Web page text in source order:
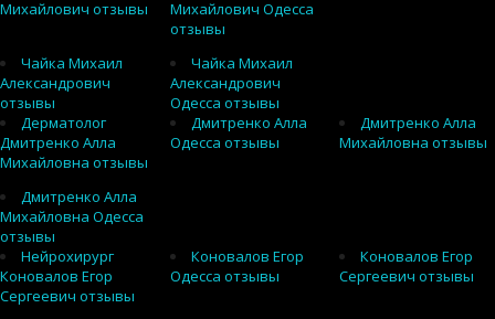
Михайлович отзывы
Михайлович Одесса
отзывы
Чайка Михаил
Александрович
отзывы
Чайка Михаил
Александрович
Одесса отзывы
Дерматолог
Дмитренко Алла
Михайловна отзывы
Дмитренко Алла
Одесса отзывы
Дмитренко Алла
Михайловна отзывы
Дмитренко Алла
Михайловна Одесса
отзывы
Нейрохирург
Коновалов Егор
Сергеевич отзывы
Коновалов Егор
Одесса отзывы
Коновалов Егор
Сергеевич отзывы